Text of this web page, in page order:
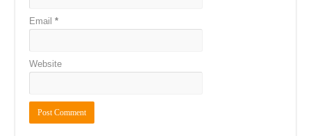
Email*
Website